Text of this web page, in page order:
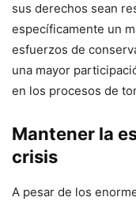
sus derechos sean
específicamente un
esfuerzos de
una mayor
en los procesos de
Mantener la
crisis
A pesar de los